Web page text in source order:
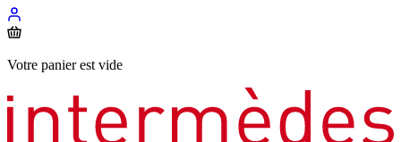
Votre panier est vide